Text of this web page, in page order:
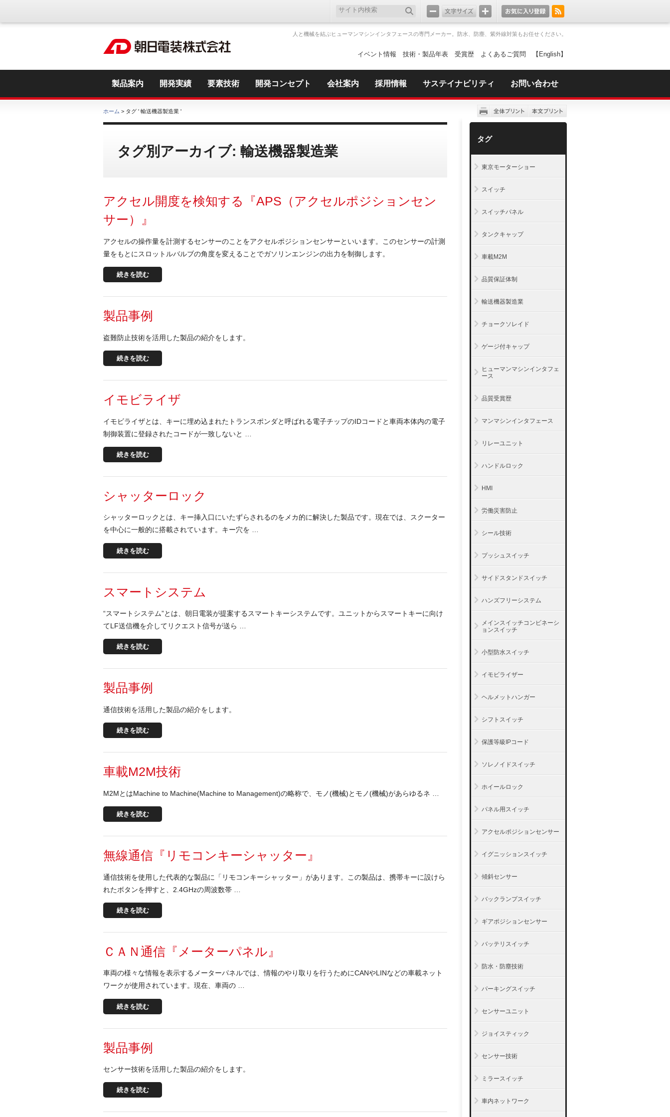
人と機械を結ぶヒューマンマシンインタフェースの専門メーカー。防水、防塵、紫外線対策もお任せください。
イベント情報 技術・製品年表 受賞歴 よくあるご質問 【English】
製品案内 開発実績 要素技術 開発コンセプト 会社案内 採用情報 サステイナビリティ お問い合わせ
ホーム > タグ ' 輸送機器製造業 '
タグ別アーカイブ: 輸送機器製造業
アクセル開度を検知する『APS（アクセルポジションセン
サー）』
アクセルの操作量を計測するセンサーのことをアクセルポジションセンサーといいます。このセンサーの計測
量をもとにスロットルバルブの角度を変えることでガソリンエンジンの出力を制御します。
続きを読む
製品事例
盗難防止技術を活用した製品の紹介をします。
続きを読む
イモビライザ
イモビライザとは、キーに埋め込まれたトランスポンダと呼ばれる電子チップのIDコードと車両本体内の電子
制御装置に登録されたコードが一致しないと …
続きを読む
シャッターロック
シャッターロックとは、キー挿入口にいたずらされるのをメカ的に解決した製品です。現在では、スクーター
を中心に一般的に搭載されています。キー穴を …
続きを読む
スマートシステム
“スマートシステム”とは、朝日電装が提案するスマートキーシステムです。ユニットからスマートキーに向け
てLF送信機を介してリクエスト信号が送ら …
続きを読む
製品事例
通信技術を活用した製品の紹介をします。
続きを読む
車載M2M技術
M2MとはMachine to Machine(Machine to Management)の略称で、モノ(機械)とモノ(機械)があらゆるネ …
続きを読む
無線通信『リモコンキーシャッター』
通信技術を使用した代表的な製品に「リモコンキーシャッター」があります。この製品は、携帯キーに設けら
れたボタンを押すと、2.4GHzの周波数帯 …
続きを読む
ＣＡＮ通信『メーターパネル』
車両の様々な情報を表示するメーターパネルでは、情報のやり取りを行うためにCANやLINなどの車載ネット
ワークが使用されています。現在、車両の …
続きを読む
製品事例
センサー技術を活用した製品の紹介をします。
続きを読む
タグ
東京モーターショー
スイッチ
スイッチパネル
タンクキャップ
車載M2M
品質保証体制
輸送機器製造業
チョークソレイド
ゲージ付キャップ
ヒューマンマシンインタフェ
ース
品質受賞歴
マンマシンインタフェース
リレーユニット
ハンドルロック
HMI
労働災害防止
シール技術
プッシュスイッチ
サイドスタンドスイッチ
ハンズフリーシステム
メインスイッチコンビネーシ
ョンスイッチ
小型防水スイッチ
イモビライザー
ヘルメットハンガー
シフトスイッチ
保護等級IPコード
ソレノイドスイッチ
ホイールロック
パネル用スイッチ
アクセルポジションセンサー
イグニッションスイッチ
傾斜センサー
バックランプスイッチ
ギアポジションセンサー
バッテリスイッチ
防水・防塵技術
パーキングスイッチ
センサーユニット
ジョイスティック
センサー技術
ミラースイッチ
車内ネットワーク